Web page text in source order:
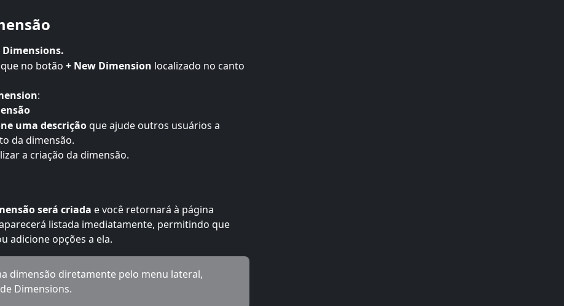
Dimensions.
no botão + New Dimension localizado no canto
:
uma descrição que ajude outros usuários a
da dimensão.
a criação da dimensão.
será criada e você retornará à página
listada imediatamente, permitindo que
adicione opções a ela.
dimensão diretamente pelo menu lateral,
Dimensions.